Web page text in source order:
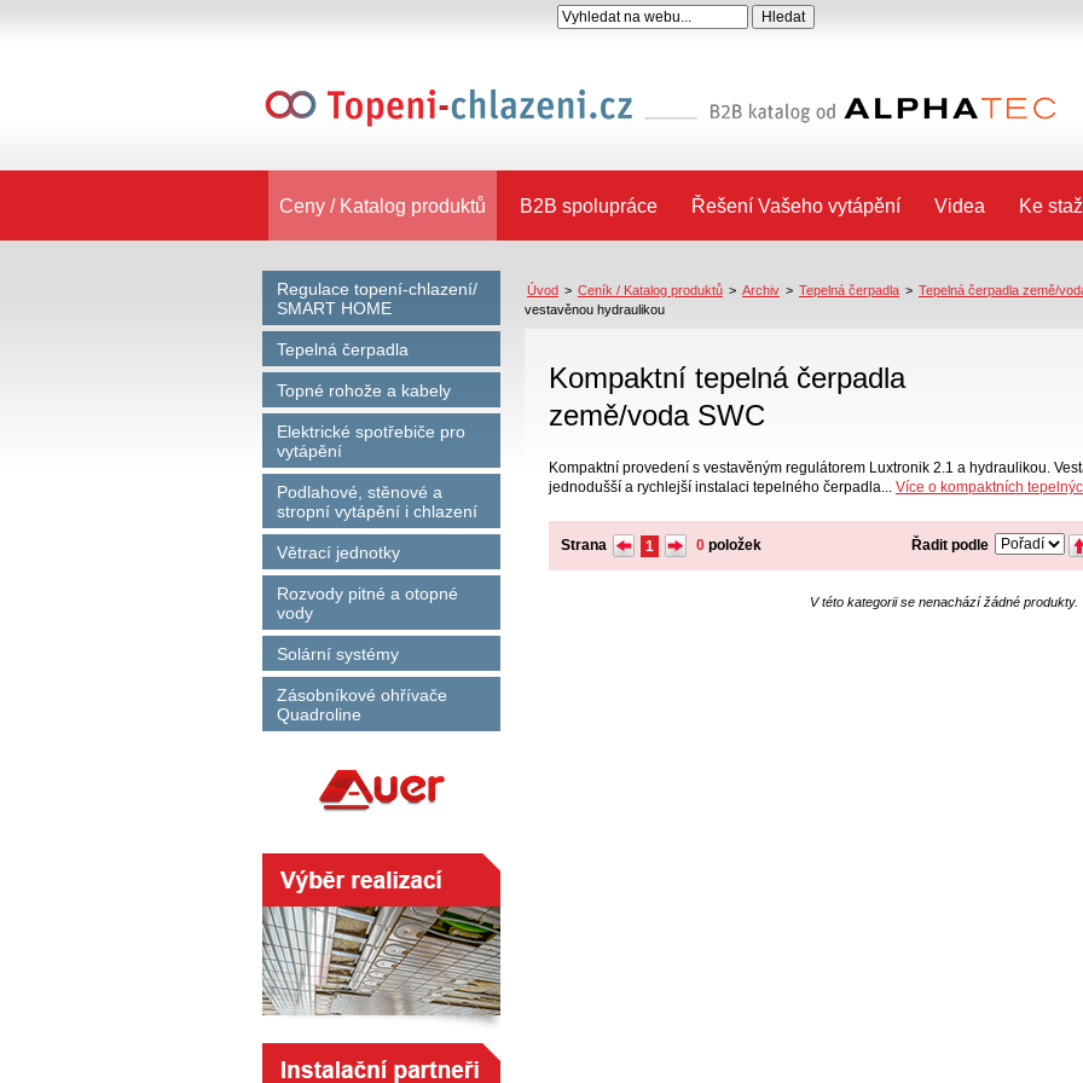
Ceny / Katalog produktů B2B spolupráce Řešení Vašeho vytápění Videa Ke
Regulace topení-chlazení/
SMART HOME
Tepelná čerpadla
Topné rohože a kabely
Elektrické spotřebiče pro
vytápění
Podlahové, stěnové a
stropní vytápění i chlazení
Větrací jednotky
Rozvody pitné a otopné
vody
Solární systémy
Zásobníkové ohřívače
Quadroline
Úvod > Ceník / Katalog produktů > Archiv > Tepelná čerpadla > Tepelná čerpadla země/
vestavěnou hydraulikou
Kompaktní tepelná čerpadla
země/voda SWC
Kompaktní provedení s vestavěným regulátorem Luxtronik 2.1 a hydraulikou.
jednodušší a rychlejší instalaci tepelného čerpadla... Více o kompaktních
Strana 1 0 položek Řadit podle
V této kategorii se nenachází žádné produkty.